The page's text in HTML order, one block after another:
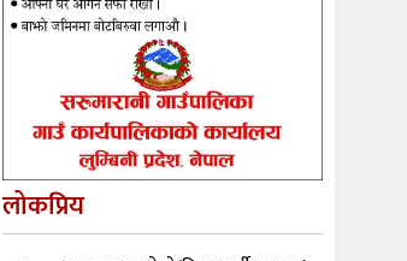
लोकप्रिय